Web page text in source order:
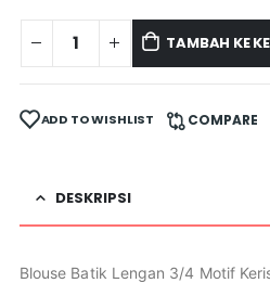
TAMBAH KE
ADD TO WISHLIST COMPARE
DESKRIPSI
Blouse Batik Lengan 3/4 Motif